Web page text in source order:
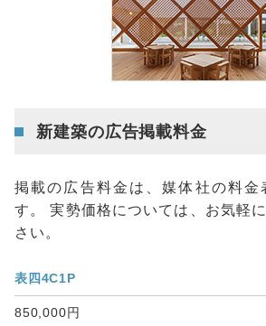
新建築の広告掲載料金
掲載の広告料金は、媒体社の料金
す。 実勢価格については、お気軽
さい。
表四4C1P
850,000円